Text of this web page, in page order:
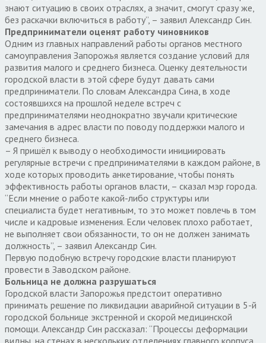
знают ситуацию в своих отраслях, а значит, смогут сразу же,
без раскачки включиться в работу”, – заявил Александр Син.
Предприниматели оценят работу чиновников
Одним из главных направлений работы органов местного
самоуправления Запорожья является создание условий для
развития малого и среднего бизнеса. Оценку деятельности
городской власти в этой сфере будут давать сами
предприниматели. По словам Александра Сина, в ходе
состоявшихся на прошлой неделе встреч с
предпринимателями неоднократно звучали критические
замечания в адрес власти по поводу поддержки малого и
среднего бизнеса.
– Я пришёл к выводу о необходимости инициировать
регулярные встречи с предпринимателями в каждом районе, в
ходе которых проводить анкетирование, чтобы понять
эффективность работы органов власти, – сказал мэр города.
“Если мнение о работе какой-либо структуры или
специалиста будет негативным, то это может повлечь в том
числе и кадровые изменения. Если человек плохо работает,
не выполняет свои обязанности, то он не должен занимать
должность”, – заявил Александр Син.
Первую подобную встречу городские власти планируют
провести в Заводском районе.
Больница не должна разрушаться
Городской власти Запорожья предстоит оперативно
принимать решение по ликвидации аварийной ситуации в 5-й
городской больнице экстренной и скорой медицинской
помощи. Александр Син рассказал: “Процессы деформации
видны, на стенах в нескольких отделениях главного корпуса